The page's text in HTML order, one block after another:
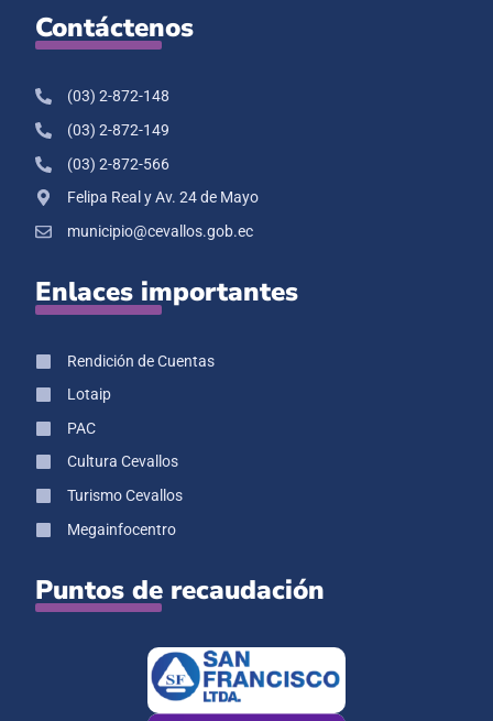
Contáctenos
(03) 2-872-148
(03) 2-872-149
(03) 2-872-566
Felipa Real y Av. 24 de Mayo
municipio@cevallos.gob.ec
Enlaces importantes
Rendición de Cuentas
Lotaip
PAC
Cultura Cevallos
Turismo Cevallos
Megainfocentro
Puntos de recaudación